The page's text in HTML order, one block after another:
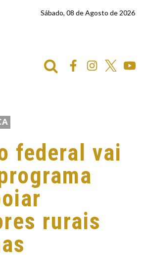
Sábado, 08 de Agosto de 2026
federal vai
rurais